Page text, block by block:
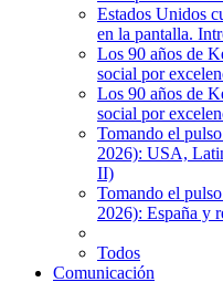
Estados Unidos
en la pantalla.
Los 90 años de
social por
Los 90 años de
social por
Tomando el
2026): USA,
II)
Tomando el
2026): España y
Todos
Comunicación